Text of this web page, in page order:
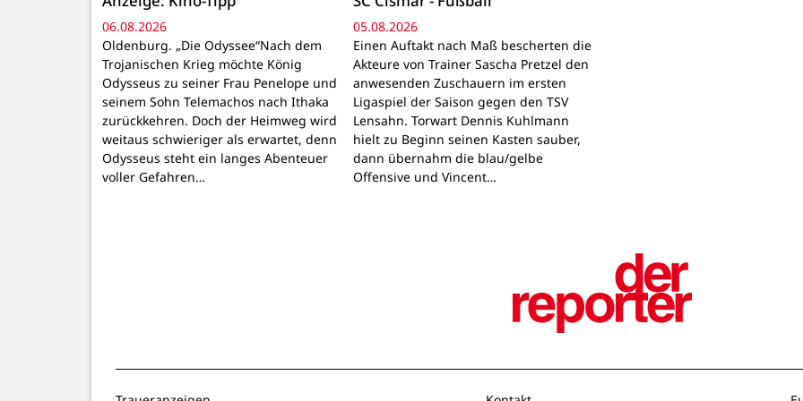
06.08.2026
Oldenburg. „Die Odyssee“Nach dem
Trojanischen Krieg möchte König
Odysseus zu seiner Frau Penelope und
seinem Sohn Telemachos nach Ithaka
zurückkehren. Doch der Heimweg wird
weitaus schwieriger als erwartet, denn
Odysseus steht ein langes Abenteuer
voller Gefahren…
05.08.2026
Einen Auftakt nach Maß bescherten die
Akteure von Trainer Sascha Pretzel den
anwesenden Zuschauern im ersten
Ligaspiel der Saison gegen den TSV
Lensahn. Torwart Dennis Kuhlmann
hielt zu Beginn seinen Kasten sauber,
dann übernahm die blau/gelbe
Offensive und Vincent…